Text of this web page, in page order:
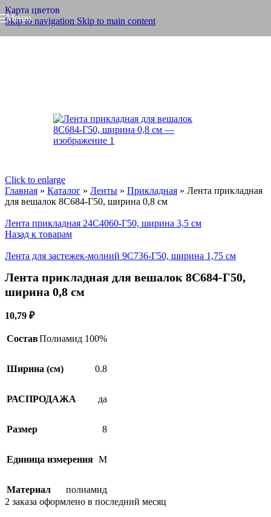
Карта цветов
Skip to navigation Skip to main content
Меню
Click to enlarge
Главная » Каталог » Ленты » Прикладная » Лента прикладная
для вешалок 8С684-Г50, ширина 0,8 см
Лента прикладная 24С4060-Г50, ширина 3,5 см
Назад к товарам
Лента для застежек-молний 9С736-Г50, ширина 1,75 см
Лента прикладная для вешалок 8С684-Г50,
ширина 0,8 см
10,79 ₽
СоставПолиамид 100%
Ширина (см) 0.8
РАСПРОДАЖА да
Размер 8
Единица измерения М
Материал
полиамид
2 заказа оформлено в последний месяц
SALE